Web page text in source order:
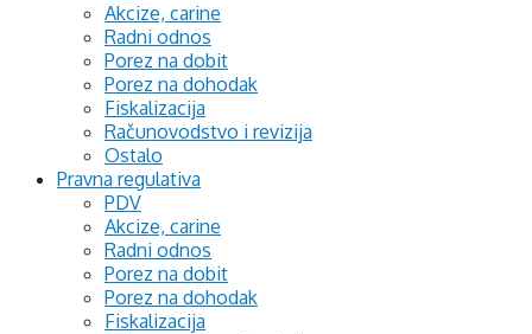
Akcize, carine
Radni odnos
Porez na dobit
Porez na dohodak
Fiskalizacija
Računovodstvo i revizija
Ostalo
Pravna regulativa
PDV
Akcize, carine
Radni odnos
Porez na dobit
Porez na dohodak
Fiskalizacija